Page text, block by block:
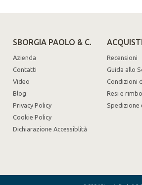
SBORGIA PAOLO & C.
Azienda
Contatti
Video
Blog
Privacy Policy
Cookie Policy
Dichiarazione Accessiblità
Recensioni
Guida allo
Condizioni
Resi e
Spedizione